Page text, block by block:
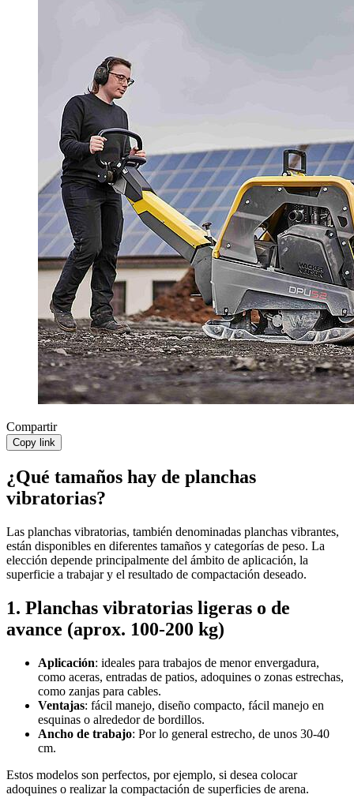
Compartir
Copy link
¿Qué tamaños hay de planchas
vibratorias?
Las planchas vibratorias, también denominadas planchas vibrantes,
están disponibles en diferentes tamaños y categorías de peso. La
elección depende principalmente del ámbito de aplicación, la
superficie a trabajar y el resultado de compactación deseado.
1. Planchas vibratorias ligeras o de
avance (aprox. 100-200 kg)
Aplicación: ideales para trabajos de menor envergadura,
como aceras, entradas de patios, adoquines o zonas estrechas,
como zanjas para cables.
Ventajas: fácil manejo, diseño compacto, fácil manejo en
esquinas o alrededor de bordillos.
Ancho de trabajo: Por lo general estrecho, de unos 30-40
cm.
Estos modelos son perfectos, por ejemplo, si desea colocar
adoquines o realizar la compactación de superficies de arena.